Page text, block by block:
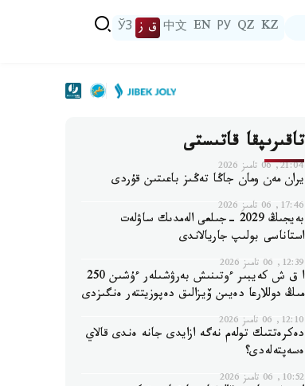
KZ
QZ
РУ
EN
中文 ق ز ЎЗ
تاقىرىپقا قاتىستى
21:04, 06 تامىز 2026
يران مەن ومان جاڭا تەڭىز باعىتىن قۇردى
17:46, 06 تامىز 2026
بەيجىڭ 2029 -جىلعى الەمدىك ساۋلەت
استاناسى بولىپ جاريالاندى
12:39, 06 تامىز 2026
ا ق ش كەيبىر ءوتىنىش بەرۋشىلەر ءۇشىن 250
مىڭ دوللارعا دەيىن ۆيزالىق دەپوزيتتەر ەنگىزدى
12:10, 06 تامىز 2026
دەكرەتتىك تولەم نەگە ازايدى جانە ەندى قالاي
ەسەپتەلەدى؟
10:52, 06 تامىز 2026